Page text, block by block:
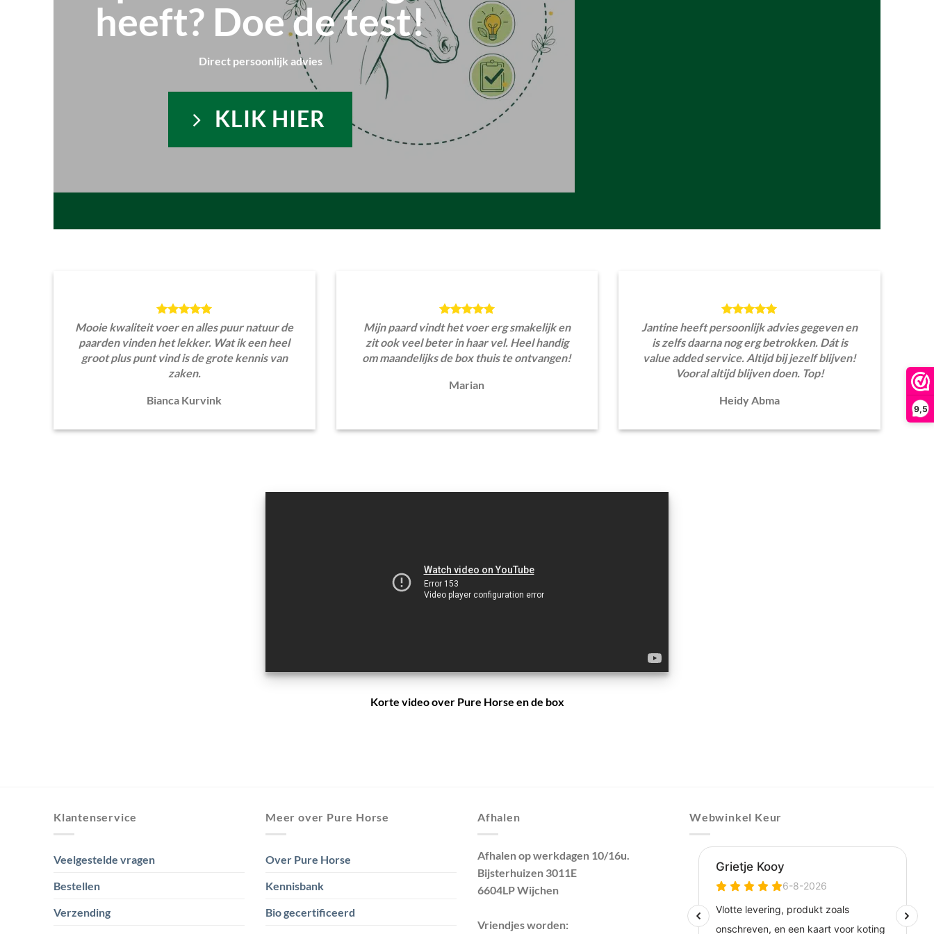
9,5
heeft? Doe de test!
Direct persoonlijk advies
KLIK HIER
Mooie kwaliteit voer en alles puur natuur de
paarden vinden het lekker. Wat ik een heel
groot plus punt vind is de grote kennis van
zaken.
Bianca Kurvink
Mijn paard vindt het voer erg smakelijk en
zit ook veel beter in haar vel. Heel handig
om maandelijks de box thuis te ontvangen!
Marian
Jantine heeft persoonlijk advies gegeven en
is zelfs daarna nog erg betrokken. Dát is
value added service. Altijd bij jezelf blijven!
Vooral altijd blijven doen. Top!
Heidy Abma
Korte video over Pure Horse en de box
Klantenservice
Veelgestelde vragen
Bestellen
Verzending
Meer over Pure Horse
Over Pure Horse
Kennisbank
Bio gecertificeerd
Afhalen
Afhalen op werkdagen 10/16u.
Bijsterhuizen 3011E
6604LP Wijchen
Vriendjes worden:
Webwinkel Keur